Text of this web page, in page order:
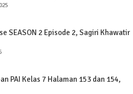
SEASON 2 Episode 2, Sagiri Khawatir
PAI Kelas 7 Halaman 153 dan 154,